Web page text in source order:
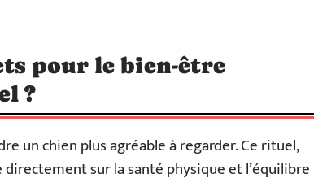
pour le bien-être
?
un chien plus agréable à regarder. Ce rituel,
sur la santé physique et l’équilibre